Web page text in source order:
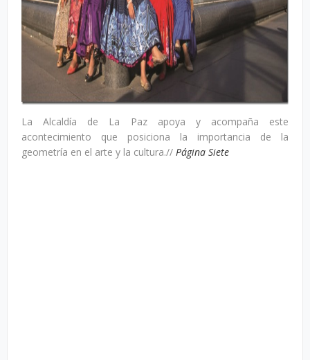
La Alcaldía de La Paz apoya y acompaña este
acontecimiento que posiciona la importancia de la
geometría en el arte y la cultura.// Página Siete